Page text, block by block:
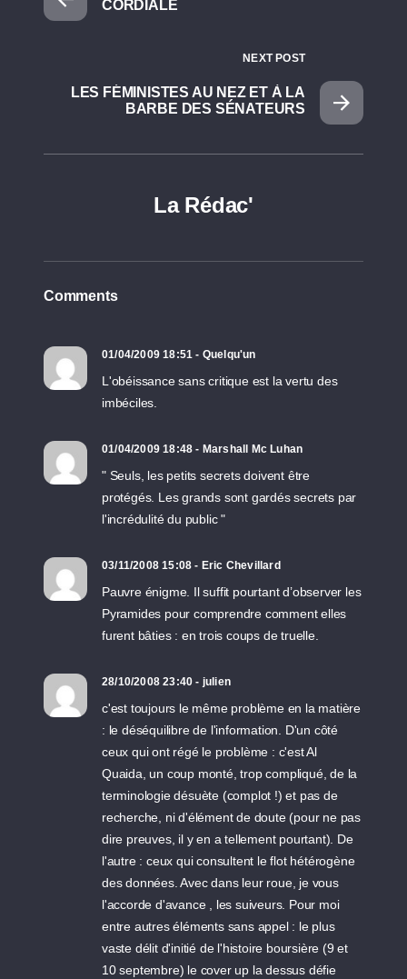
CORDIALE
NEXT POST
LES FÉMINISTES AU NEZ ET À LA
BARBE DES SÉNATEURS
La Rédac'
Comments
01/04/2009 18:51 - Quelqu'un
L'obéissance sans critique est la vertu des
imbéciles.
01/04/2009 18:48 - Marshall Mc Luhan
" Seuls, les petits secrets doivent être
protégés. Les grands sont gardés secrets par
l'incrédulité du public "
03/11/2008 15:08 - Eric Chevillard
Pauvre énigme. Il suffit pourtant d’observer les
Pyramides pour comprendre comment elles
furent bâties : en trois coups de truelle.
28/10/2008 23:40 - julien
c'est toujours le même problème en la matière
: le déséquilibre de l'information. D'un côté
ceux qui ont régé le problème : c'est Al
Quaida, un coup monté, trop compliqué, de la
terminologie désuète (complot !) et pas de
recherche, ni d'élément de doute (pour ne pas
dire preuves, il y en a tellement pourtant). De
l'autre : ceux qui consultent le flot hétérogène
des données. Avec dans leur roue, je vous
l'accorde d'avance , les suiveurs. Pour moi
entre autres éléments sans appel : le plus
vaste délit d'initié de l'histoire boursière (9 et
10 septembre) le cover up la dessus défie